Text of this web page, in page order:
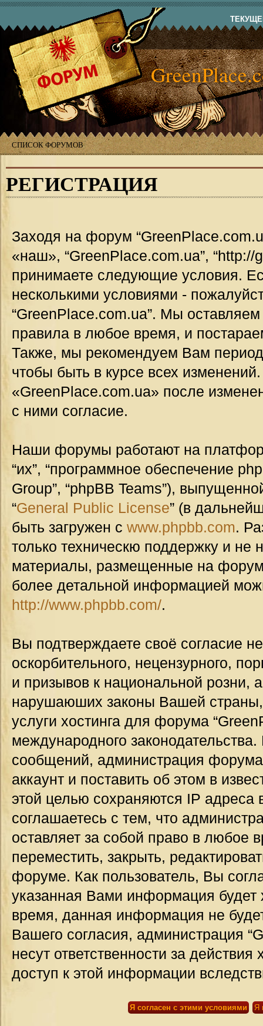
СПИСОК ФОРУМОВ
РЕГИСТРАЦИЯ
Заходя на форум
«наш», “GreenPlace.com.ua”,
принимаете следующие условия.
несколькими условиями -
“GreenPlace.com.ua”. Мы
правила в любое время, и
Также, мы рекомендуем Вам
чтобы быть в курсе всех
«GreenPlace.com.ua» после
с ними согласие.
Наши форумы работают на
“их”, “программное обеспечение
Group”, “phpBB Teams”),
“General Public License” (в
быть загружен с www.phpbb.com.
только техническю поддержку и не
материалы, размещенные на
более детальной информацией
http://www.phpbb.com/.
Вы подтверждаете своё согласие
оскорбительного, нецензурного,
и призывов к национальной розни,
нарушаюших законы Вашей страны,
услуги хостинга для форума
международного
сообщений, администрация
аккаунт и поставить об этом в
этой целью сохраняются IP
соглашаетесь с тем, что
оставляет за собой право в любое
переместить, закрыть,
форуме. Как пользователь, Вы
указанная Вами информация будет
время, данная информация не
Вашего согласия, администрация
несут ответственности за
доступ к этой информации